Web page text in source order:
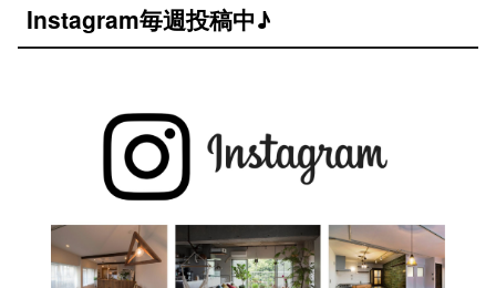
Instagram毎週投稿中♪